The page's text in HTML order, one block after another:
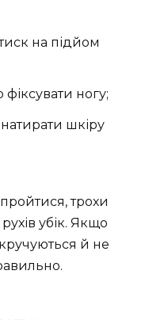
на підйом
ногу;
шкіру
трохи
убік. Якщо
й не